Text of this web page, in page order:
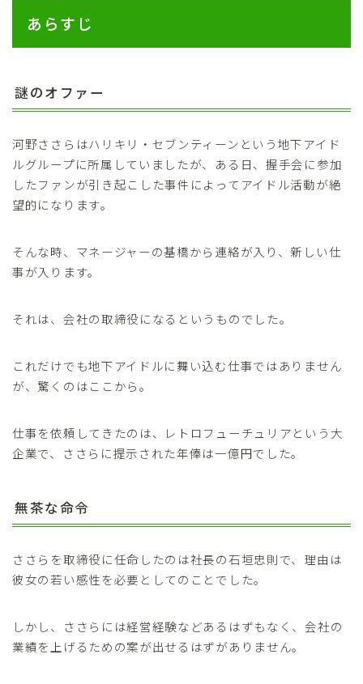
あらすじ
謎のオファー
河野ささらはハリキリ・セブンティーンという地下アイド
ルグループに所属していましたが、ある日、握手会に参加
したファンが引き起こした事件によってアイドル活動が絶
望的になります。
そんな時、マネージャーの基橋から連絡が入り、新しい仕
事が入ります。
それは、会社の取締役になるというものでした。
これだけでも地下アイドルに舞い込む仕事ではありません
が、驚くのはここから。
仕事を依頼してきたのは、レトロフューチュリアという大
企業で、ささらに提示された年俸は一億円でした。
無茶な命令
ささらを取締役に任命したのは社長の石垣忠則で、理由は
彼女の若い感性を必要としてのことでした。
しかし、ささらには経営経験などあるはずもなく、会社の
業績を上げるための案が出せるはずがありません。